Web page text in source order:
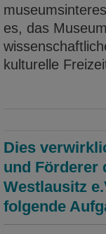
mehr
es, das
kulturelle
Dies
und Förderer
Westlausitz
folgende